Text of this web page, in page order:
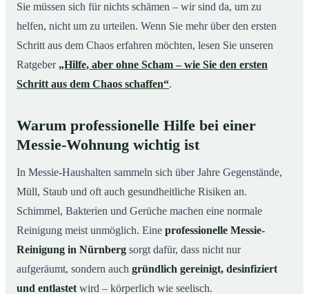
Sie müssen sich für nichts schämen – wir sind da, um zu
helfen, nicht um zu urteilen. Wenn Sie mehr über den ersten
Schritt aus dem Chaos erfahren möchten, lesen Sie unseren
Ratgeber „Hilfe, aber ohne Scham – wie Sie den ersten
Schritt aus dem Chaos schaffen“.
Warum professionelle Hilfe bei einer
Messie-Wohnung wichtig ist
In Messie-Haushalten sammeln sich über Jahre Gegenstände,
Müll, Staub und oft auch gesundheitliche Risiken an.
Schimmel, Bakterien und Gerüche machen eine normale
Reinigung meist unmöglich. Eine professionelle Messie-
Reinigung in Nürnberg sorgt dafür, dass nicht nur
aufgeräumt, sondern auch gründlich gereinigt, desinfiziert
und entlastet wird – körperlich wie seelisch.